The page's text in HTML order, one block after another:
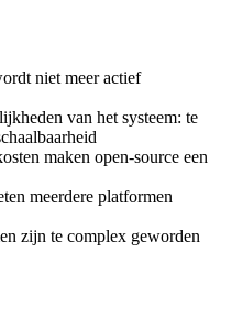
niet meer actief
van het systeem: te
maken open-source een
meerdere platformen
zijn te complex geworden